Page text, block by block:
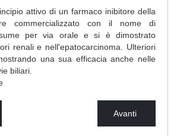
attivo di un farmaco inibitore della
commercializzato con il nome di
per via orale e si è dimostrato
renali e nell'epatocarcinoma. Ulteriori
una sua efficacia anche nelle
biliari.
Avanti